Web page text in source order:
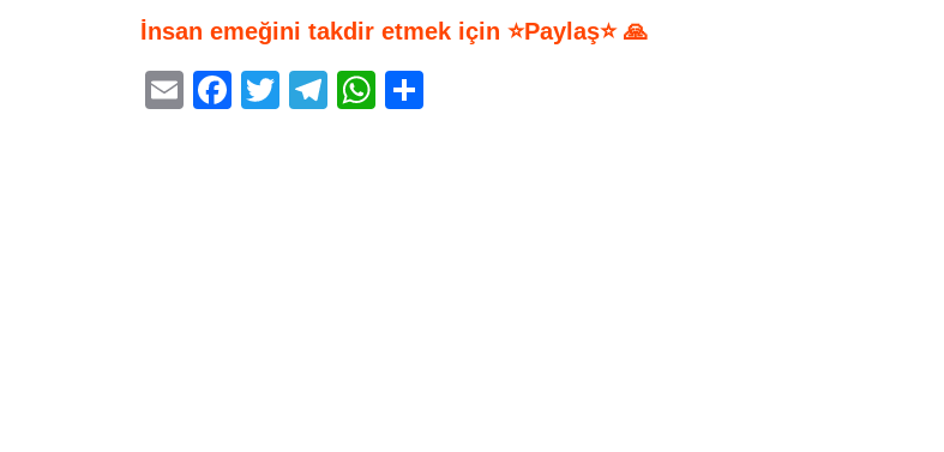
İnsan emeğini takdir etmek için ⭐Paylaş⭐ 🙏
E
F
T
T
W